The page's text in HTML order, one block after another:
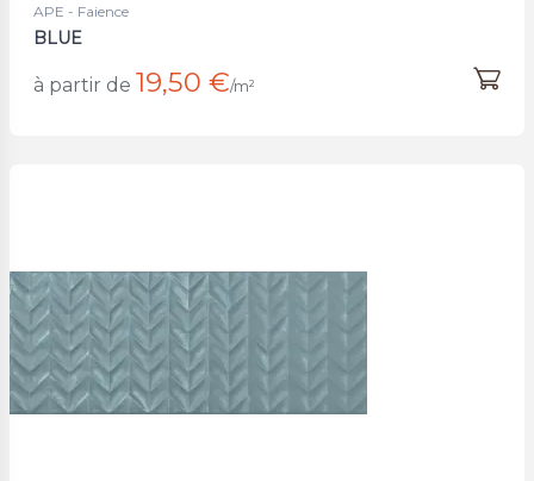
APE - Faience
BLUE
à partir de 19,50 €/m²